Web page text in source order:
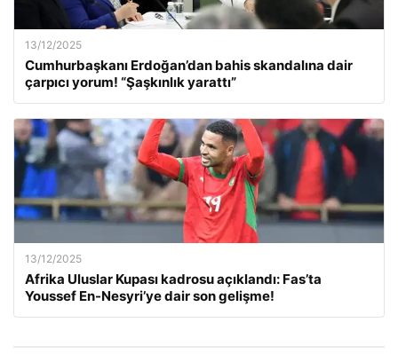
13/12/2025
Cumhurbaşkanı Erdoğan’dan bahis skandalına dair
çarpıcı yorum! “Şaşkınlık yarattı”
13/12/2025
Afrika Uluslar Kupası kadrosu açıklandı: Fas’ta
Youssef En-Nesyri’ye dair son gelişme!